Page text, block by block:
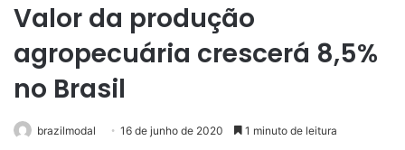
Valor da produção
agropecuária crescerá 8,5%
no Brasil
brazilmodal 16 de junho de 2020 1 minuto de leitura